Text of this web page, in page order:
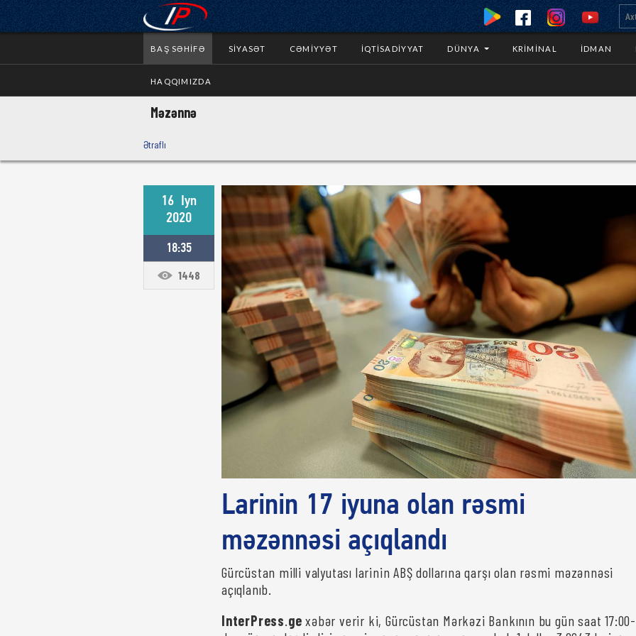
BAŞ SƏHIFƏ SIYASƏT CƏMIYYƏT İQTISADIYYAT DÜNYA KRIMINAL İDMAN
HAQQIMIZDA
Məzənnə
Ətraflı
16 Iyn
2020
18:35
1448
Larinin 17 iyuna olan rəsmi
məzənnəsi açıqlandı
Gürcüstan milli valyutası larinin ABŞ dollarına qarşı olan rəsmi məzənnəsi
açıqlanıb.
InterPress.ge xəbər verir ki, Gürcüstan Mərkəzi Bankının bu gün saat 17:00-